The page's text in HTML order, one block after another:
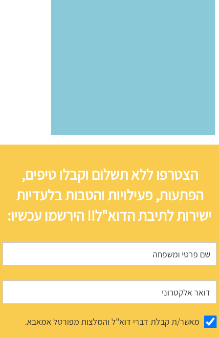
הצטרפו ללא תשלום וקבלו טיפים,
הפתעות, פעילויות והטבות בלעדיות
ישירות לתיבת הדוא"ל!! הירשמו עכשיו:
מאשר/ת קבלת דברי דוא"ל והמלצות מפורטל אמאבא.